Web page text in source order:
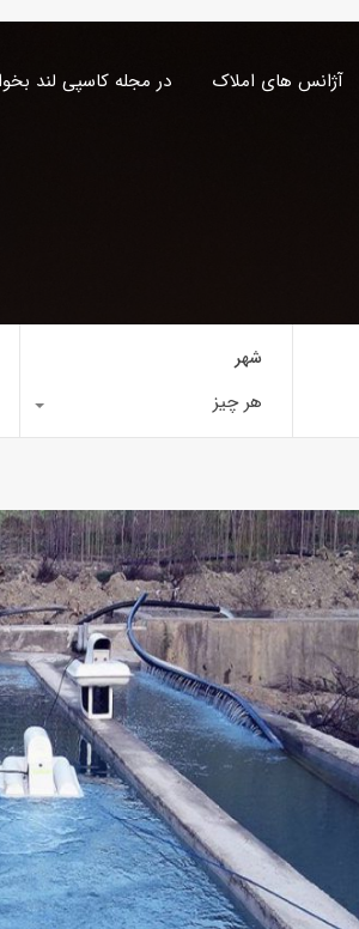
آژانس های املاک در مجله کاسپی لند
شهر
هر چیز